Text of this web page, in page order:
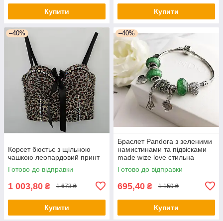
Купити Купити
–40%
Корсет бюстьє з щільною
чашкою леопардовий принт
Готово до відправки
1 003,80 ₴ 1 673 ₴
Купити
–40%
Браслет Pandora з зеленими
намистинами та підвісками
made wize love стильна
прикраса
Готово до відправки
695,40 ₴ 1 159 ₴
Купити